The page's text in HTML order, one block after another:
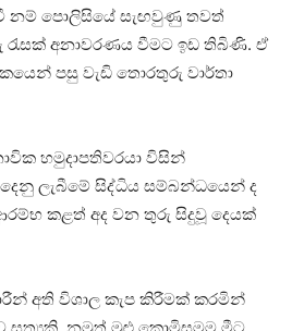
නම් පොලිසියේ සැඟවුණු තවත්
අනාවරණය වීමට ඉඩ තිබිණි. ඒ
පසු වැඩි තොරතුරු වාර්තා
හමුදාපතිවරයා විසින්
ලැබීමේ සිද්ධිය සම්බන්ධයෙන් ද
කළත් අද වන තුරු සිදුවූ දෙයක්
අති විශාල කැප කිරීමක් කරමින්